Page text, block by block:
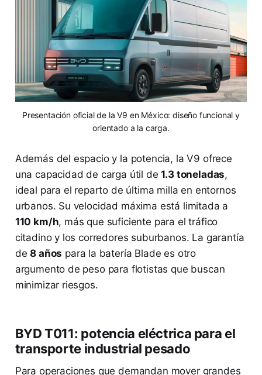
Presentación oficial de la V9 en México: diseño funcional y
orientado a la carga.
Además del espacio y la potencia, la V9 ofrece
una capacidad de carga útil de1.3 toneladas,
ideal para el reparto de última milla en entornos
urbanos. Su velocidad máxima está limitada a
110 km/h, más que suficiente para el tráfico
citadino y los corredores suburbanos. La garantía
de8 años para la batería Blade es otro
argumento de peso para flotistas que buscan
minimizar riesgos.
BYD T011: potencia eléctrica para el
transporte industrial pesado
Para operaciones que demandan mover grandes